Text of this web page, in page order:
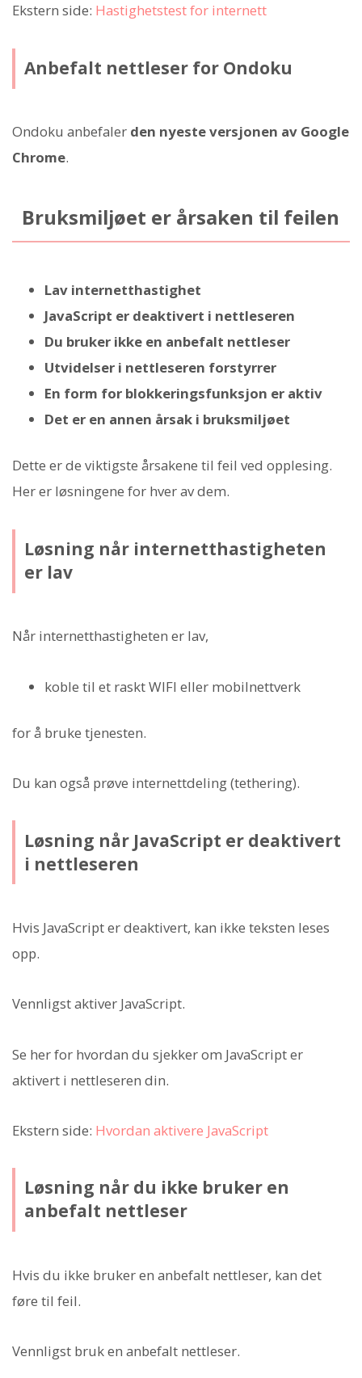
Ekstern side: Hastighetstest for internett
Anbefalt nettleser for Ondoku
Ondoku anbefaler den nyeste versjonen av Google
Chrome.
Bruksmiljøet er årsaken til feilen
Lav internetthastighet
JavaScript er deaktivert i nettleseren
Du bruker ikke en anbefalt nettleser
Utvidelser i nettleseren forstyrrer
En form for blokkeringsfunksjon er aktiv
Det er en annen årsak i bruksmiljøet
Dette er de viktigste årsakene til feil ved opplesing.
Her er løsningene for hver av dem.
Løsning når internetthastigheten
er lav
Når internetthastigheten er lav,
koble til et raskt WIFI eller mobilnettverk
for å bruke tjenesten.
Du kan også prøve internettdeling (tethering).
Løsning når JavaScript er deaktivert
i nettleseren
Hvis JavaScript er deaktivert, kan ikke teksten leses
opp.
Vennligst aktiver JavaScript.
Se her for hvordan du sjekker om JavaScript er
aktivert i nettleseren din.
Ekstern side: Hvordan aktivere JavaScript
Løsning når du ikke bruker en
anbefalt nettleser
Hvis du ikke bruker en anbefalt nettleser, kan det
føre til feil.
Vennligst bruk en anbefalt nettleser.